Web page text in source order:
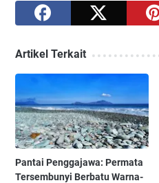
Artikel Terkait
Pantai Penggajawa: Permata
Tersembunyi Berbatu Warna-